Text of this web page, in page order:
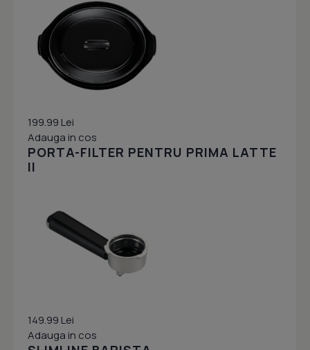
199.99 Lei
Adauga in cos
PORTA-FILTER PENTRU PRIMA LATTE
II
149.99 Lei
Adauga in cos